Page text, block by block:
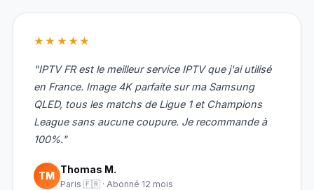
★★★★★
"IPTV FR est le meilleur service IPTV que j'ai utilisé
en France. Image 4K parfaite sur ma Samsung
QLED, tous les matchs de Ligue 1 et Champions
League sans aucune coupure. Je recommande à
100%."
TM
Thomas M.
Paris 🇫🇷 · Abonné 12 mois